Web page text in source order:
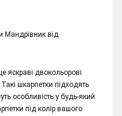
Мандрівник від
яскраві двокольорові
шкарпетки підходять
особливість у будь-який
під колір вашого